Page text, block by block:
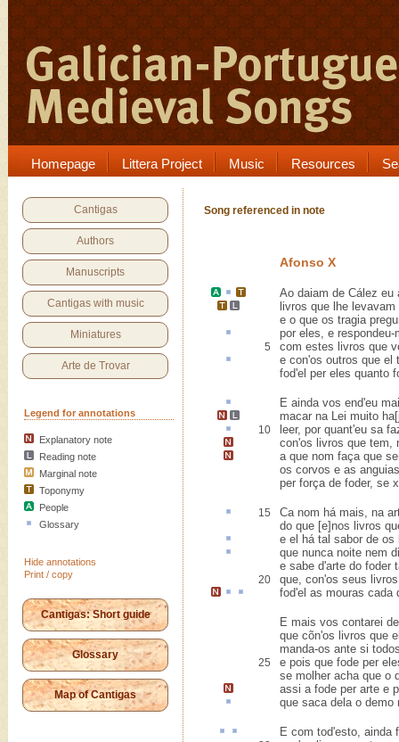
Homepage Littera Project Music Resources
Cantigas
Authors
Manuscripts
Cantigas with music
Miniatures
Arte de Trovar
Legend for annotations
Explanatory note
Reading note
Marginal note
Toponymy
People
Glossary
Hide annotations
Print / copy
Cantigas: Short guide
Glossary
Map of Cantigas
Song referenced in note
Afonso X
Ao daiam de Cález eu
livros que lhe
e o que os tragia
por eles, e
5
com estes livros que
e con'os outros que el
fod'el per eles quanto
E ainda vos end'eu
macar na Lei muito
10 leer, por quant'eu sa
con'os livros que tem,
a que nom faça que
os corvos e as
per força de foder, se
15 Canom há mais, na
do que [e]nos livros
e el há tal sabor de os
que nunca noite nem
e sabe d'arte do foder
20
que, con'os seus
fod'el as mouras cada
E mais vos contarei
que cõn'os livros que
manda-os ante si
25
e pois que fode per
se molher acha que o
assi a fode per arte e
que saca dela o demo
E com tod'esto, ainda